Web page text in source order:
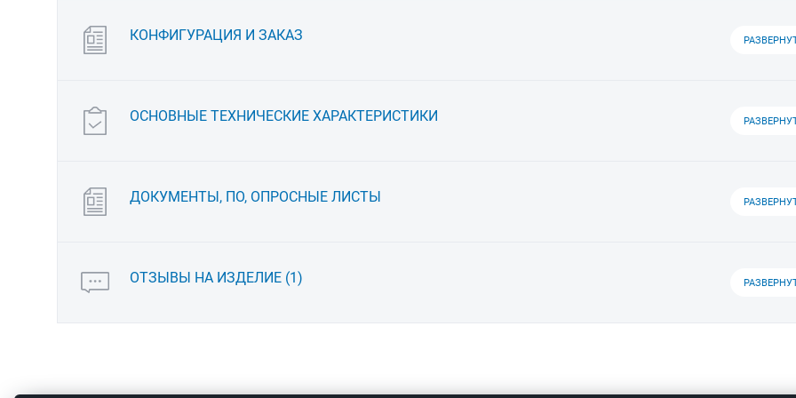
КОНФИГУРАЦИЯ И ЗАКАЗ
ОСНОВНЫЕ ТЕХНИЧЕСКИЕ ХАРАКТЕРИСТИКИ
ДОКУМЕНТЫ, ПО, ОПРОСНЫЕ ЛИСТЫ
ОТЗЫВЫ НА ИЗДЕЛИЕ (1)